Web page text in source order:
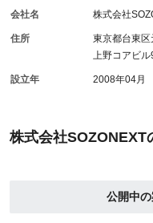
株式会社SOZONEXT
公開中の
会社名 株式会社
住所
東京都台東
上野コアビル
設立年 2008年04月